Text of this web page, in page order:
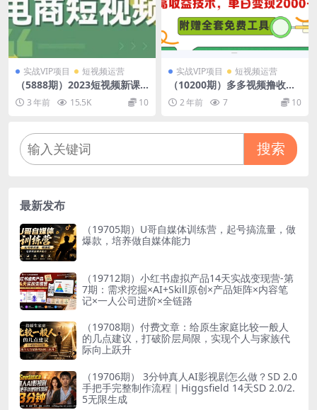
实战VIP项目 短视频运营
（5888期）2023短视频新课 0
-1做出优秀的电商短视频（全
套课程包含资料+直播）
3 年前 15.5K 10
实战VIP项目 短视频运营
（10200期）多多视频撸收益
最新玩法，高收益技术，单日
变现2000+，附赠全套技术资
2 年前 7 10
搜索
最新发布
（19705期）U哥自媒体训练营，起号搞流量，做
爆款，培养做自媒体能力
（19712期）小红书虚拟产品14天实战变现营-第
7期：需求挖掘×AI+Skill原创×产品矩阵×内容笔
记×一人公司进阶×全链路
（19708期）付费文章：给原生家庭比较一般人
的几点建议，打破阶层局限，实现个人与家族代
际向上跃升
（19706期） 3分钟真人AI影视剧怎么做？SD 2.0
手把手完整制作流程｜Higgsfield 14天SD 2.0/2.
5无限生成